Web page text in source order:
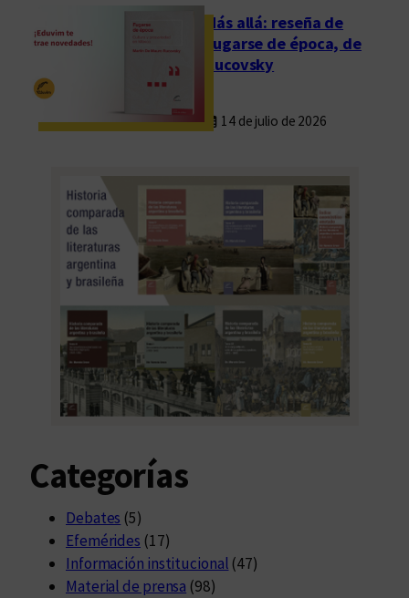
a
Más allá: reseña de
Fugarse de época, de
Rucovsky
14 de julio de 2026
Categorías
Debates (5)
Efemérides (17)
Información institucional (47)
Material de prensa (98)